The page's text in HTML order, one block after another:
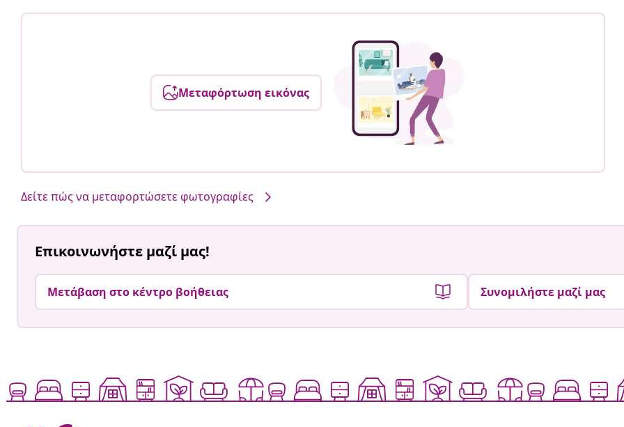
Μεταφόρτωση εικόνας
Δείτε πώς να μεταφορτώσετε φωτογραφίες
Επικοινωνήστε μαζί μας!
Μετάβαση στο κέντρο βοήθειας Συνομιλήστε μαζί μας